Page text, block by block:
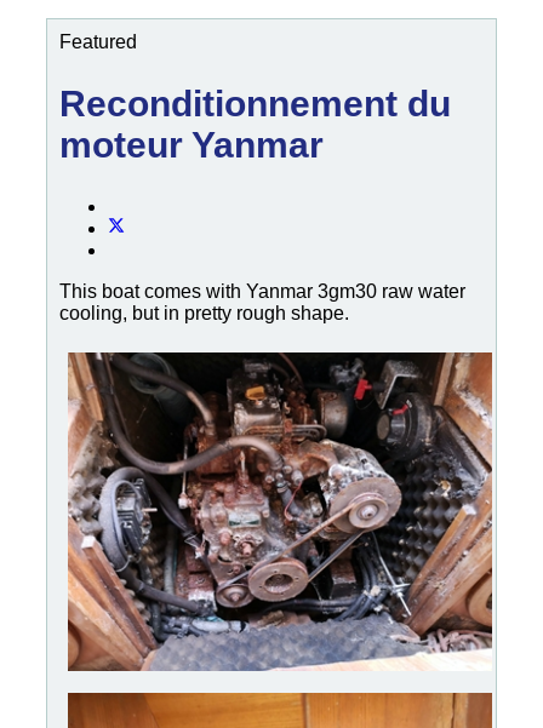
Featured
Reconditionnement du
moteur Yanmar
This boat comes with Yanmar 3gm30 raw water
cooling, but in pretty rough shape.